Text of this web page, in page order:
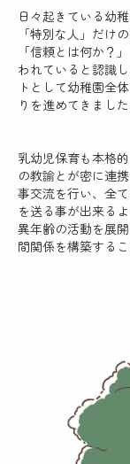
日々起きている幼
「特別な人」だけ
「信頼とは何か？
われていると認識
トとして幼稚園全
りを進めてきました
乳幼児保育も本格
の教諭とが密に連
事交流を行い、全
を送る事が出来る
異年齢の活動を展
間関係を構築する